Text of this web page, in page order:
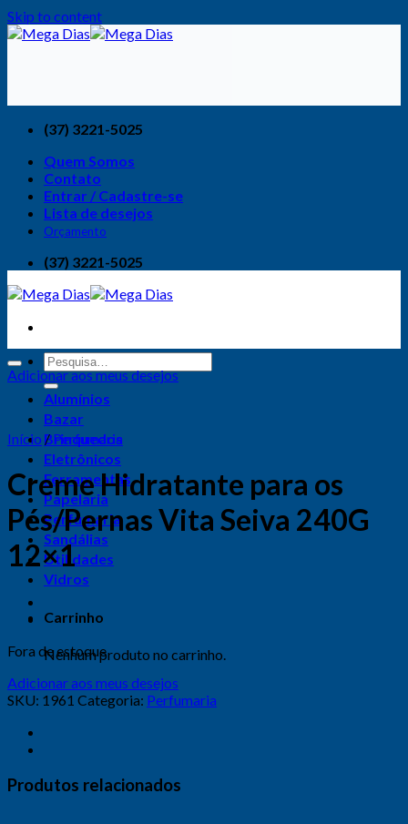
Skip to content
(37) 3221-5025
Quem Somos
Contato
Entrar / Cadastre-se
Lista de desejos
Orçamento
(37) 3221-5025
Alumínios
Bazar
Brinquedos
Eletrônicos
Ferramentas
Papelaria
Perfumaria
Sandálias
Utilidades
Vidros
Carrinho
Nenhum produto no carrinho.
Adicionar aos meus desejos
Início / Perfumaria
Creme Hidratante para os
Pés/Pernas Vita Seiva 240G
12×1
Fora de estoque
Adicionar aos meus desejos
SKU: 1961 Categoria: Perfumaria
Produtos relacionados